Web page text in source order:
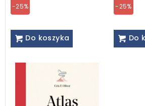
-25%
Do koszyka
-25%
Do